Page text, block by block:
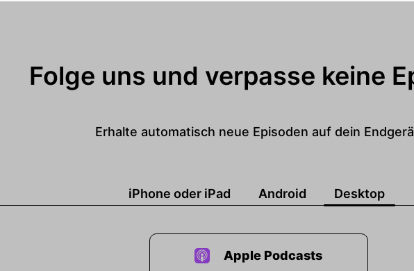
Folge uns und verpasse keine
Erhalte automatisch neue Episoden auf dein
iPhone oder iPad Android Desktop
Apple Podcasts